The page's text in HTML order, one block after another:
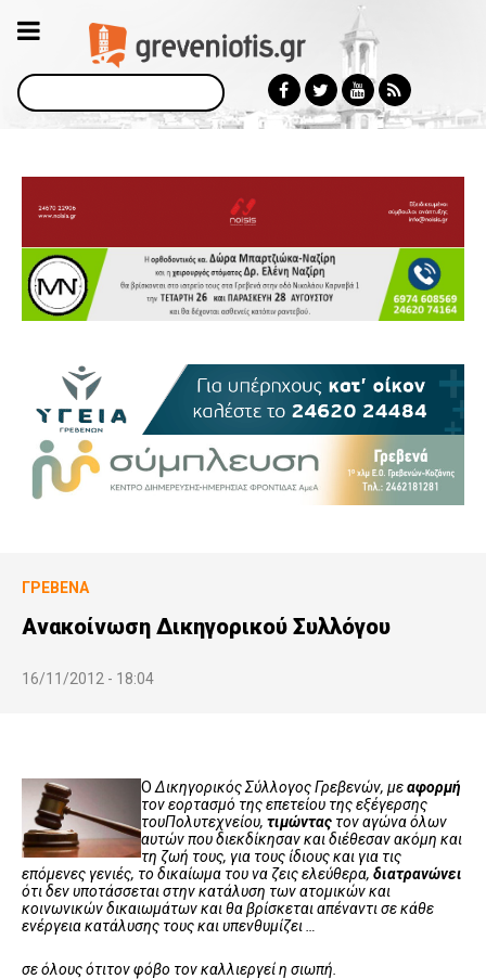
Αναζήτηση
ΓΡΕΒΕΝΆ
Ανακοίνωση Δικηγορικού Συλλόγου
16/11/2012 - 18:04
Ο ΔικηγορικόςΣύλλογοςΓρεβενών, μεαφορμή
τονεορτασμό τηςεπετείου τηςεξέγερσης
τουΠολυτεχνείου, τιμώντας τοναγώναόλων
αυτώνπουδιεκδίκησανκαι διέθεσανακόμη και
τη ζωή τους, για τους ίδιους και για τις
επόμενες γενιές, το δικαίωμα τουνα ζειςελεύθερα, διατρανώνει
ότι δενυποτάσσεται στηνκατάλυση τωνατομικώνκαι
κοινωνικώνδικαιωμάτωνκαι θαβρίσκεται απέναντι σεκάθε
ενέργειακατάλυσης τουςκαι υπενθυμίζει …
σεόλουςότιτονφόβο τονκαλλιεργείη σιωπή